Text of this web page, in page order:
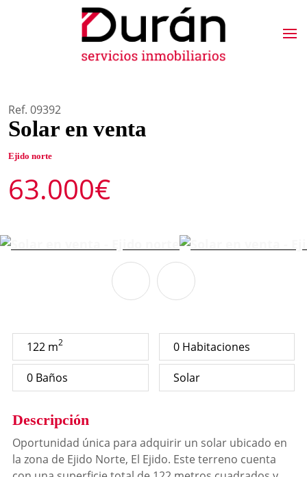
Ref. 09392
Solar en venta
Ejido norte
63.000€
122 m2 0 Habitaciones
0 Baños Solar
Descripción
Oportunidad única para adquirir un solar ubicado en
la zona de Ejido Norte, El Ejido. Este terreno cuenta